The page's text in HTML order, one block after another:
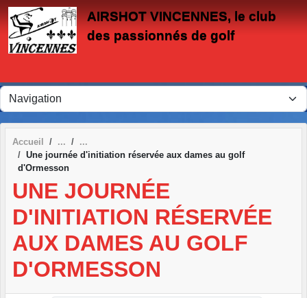
AIRSHOT VINCENNES, le club
des passionnés de golf
Accueil
Une journée d'initiation réservée aux dames au golf
d'Ormesson
UNE JOURNÉE
D'INITIATION RÉSERVÉE
AUX DAMES AU GOLF
D'ORMESSON
Panneau de gestion des cookies